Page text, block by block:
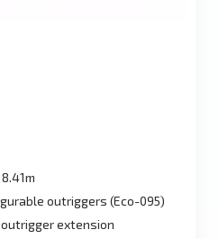
outriggers (Eco-095)
extension